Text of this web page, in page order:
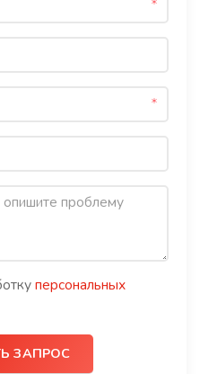
персональных
ЗАПРОС